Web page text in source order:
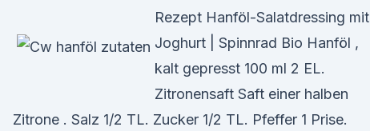
Rezept Hanföl-Salatdressing mit
Joghurt | Spinnrad Bio Hanföl ,
kalt gepresst 100 ml 2 EL.
Zitronensaft Saft einer halben
Zitrone . Salz 1/2 TL. Zucker 1/2 TL. Pfeffer 1 Prise.